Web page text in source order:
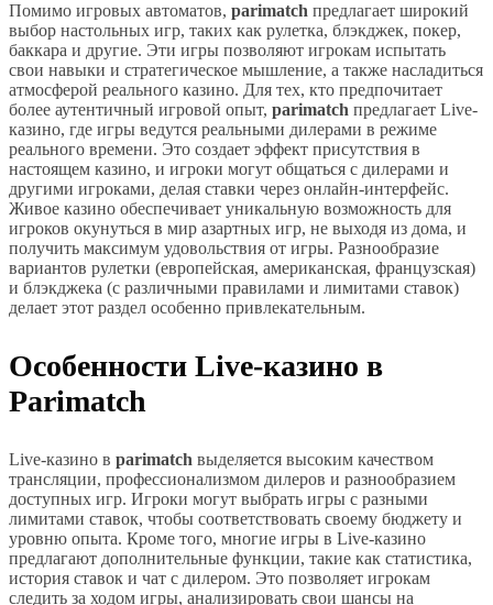
Помимо игровых автоматов, parimatch предлагает широкий
выбор настольных игр, таких как рулетка, блэкджек, покер,
баккара и другие. Эти игры позволяют игрокам испытать
свои навыки и стратегическое мышление, а также насладиться
атмосферой реального казино. Для тех, кто предпочитает
более аутентичный игровой опыт, parimatch предлагает Live-
казино, где игры ведутся реальными дилерами в режиме
реального времени. Это создает эффект присутствия в
настоящем казино, и игроки могут общаться с дилерами и
другими игроками, делая ставки через онлайн-интерфейс.
Живое казино обеспечивает уникальную возможность для
игроков окунуться в мир азартных игр, не выходя из дома, и
получить максимум удовольствия от игры. Разнообразие
вариантов рулетки (европейская, американская, французская)
и блэкджека (с различными правилами и лимитами ставок)
делает этот раздел особенно привлекательным.
Особенности Live-казино в
Parimatch
Live-казино в parimatch выделяется высоким качеством
трансляции, профессионализмом дилеров и разнообразием
доступных игр. Игроки могут выбрать игры с разными
лимитами ставок, чтобы соответствовать своему бюджету и
уровню опыта. Кроме того, многие игры в Live-казино
предлагают дополнительные функции, такие как статистика,
история ставок и чат с дилером. Это позволяет игрокам
следить за ходом игры, анализировать свои шансы на